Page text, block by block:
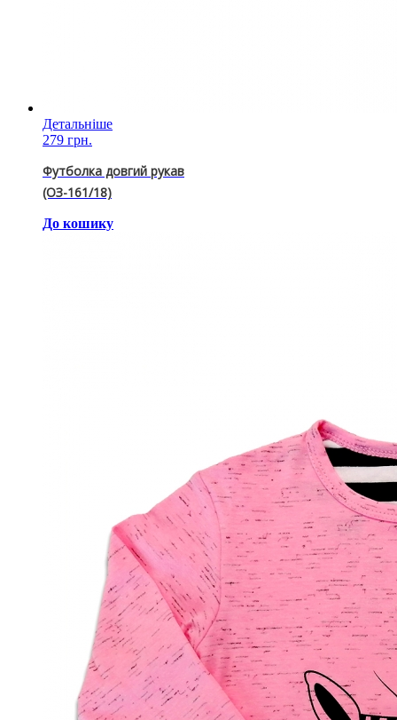
Детальніше
279 грн.
Футболка довгий рукав
(ОЗ-161/18)
До кошику